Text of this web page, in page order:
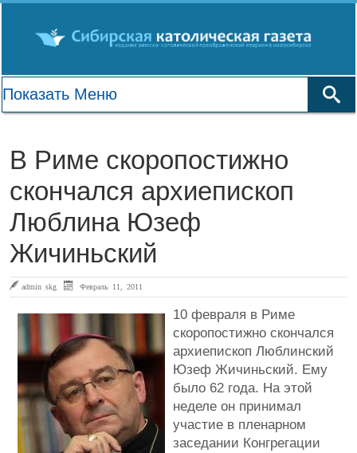
В Риме скоропостижно
скончался архиепископ
Люблина Юзеф
Жичиньский
admin skg Февраль 11, 2011
10 февраля в Риме
скоропостижно скончался
архиепископ Люблинский
Юзеф Жичиньский. Ему
было 62 года. На этой
неделе он принимал
участие в пленарном
заседании Конгрегации